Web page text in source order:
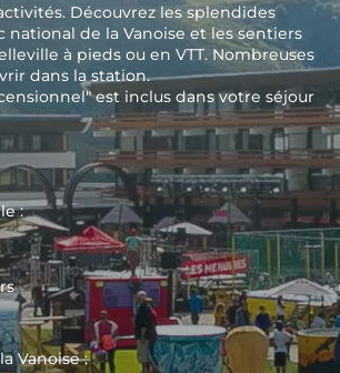
Découvrez les splendides
national de la Vanoise et les sentiers
à pieds ou en VTT. Nombreuses
dans la station.
est inclus dans votre séjour
:
Vanoise :